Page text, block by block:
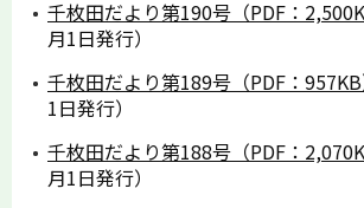
千枚田だより第190号（PDF：
月1日発行）
千枚田だより第189号（PDF：957KB
1日発行）
千枚田だより第188号（PDF：
月1日発行）